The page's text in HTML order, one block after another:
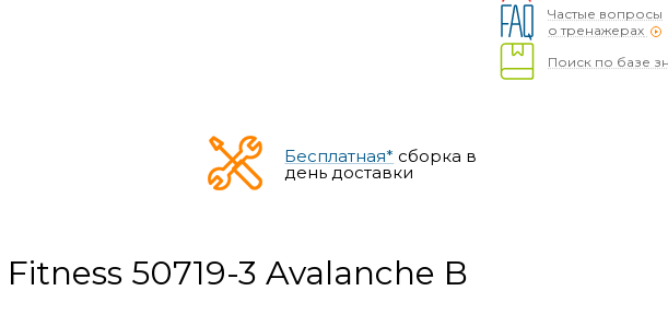
Частые вопросы
о тренажерах
Поиск по базе
Бесплатная* сборка в
день доставки
Fitness 50719-3 Avalanche B